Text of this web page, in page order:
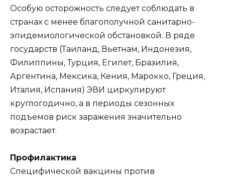
Особую осторожность следует соблюдать в
странах с менее благополучной санитарно-
эпидемиологической обстановкой. В ряде
государств (Таиланд, Вьетнам, Индонезия,
Филиппины, Турция, Египет, Бразилия,
Аргентина, Мексика, Кения, Марокко, Греция,
Италия, Испания) ЭВИ циркулируют
круглогодично, а в периоды сезонных
подъемов риск заражения значительно
возрастает.
Профилактика
Специфической вакцины против